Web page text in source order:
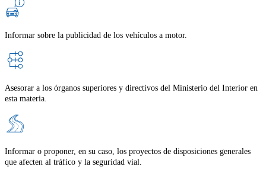
Informar sobre la publicidad de los vehículos a motor.
Asesorar a los órganos superiores y directivos del Ministerio del Interior en
esta materia.
Informar o proponer, en su caso, los proyectos de disposiciones generales
que afecten al tráfico y la seguridad vial.